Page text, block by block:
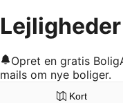
Opret en gratis
mails om nye boliger.
Kort